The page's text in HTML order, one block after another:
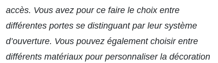
accès. Vous avez pour ce faire le choix entre
différentes portes se distinguant par leur système
d’ouverture. Vous pouvez également choisir entre
différents matériaux pour personnaliser la décoration